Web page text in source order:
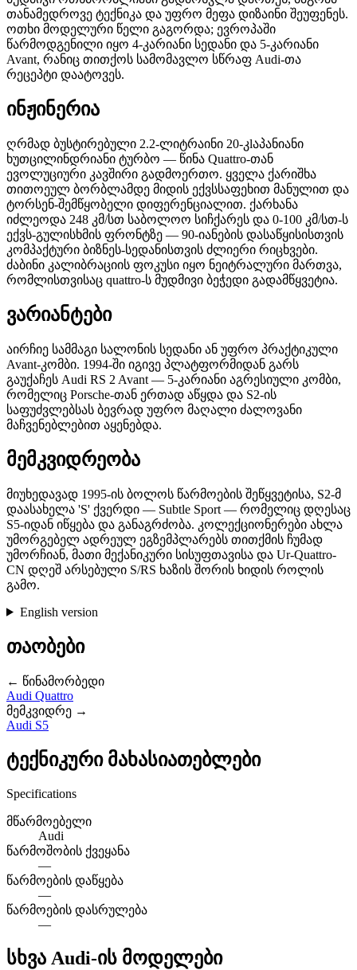
თანამედროვე ტექნიკა და უფრო მეფა დიზაინი შეუფენეს.
ოთხი მოდელური წელი გაგორდა; ევროპაში
წარმოდგენილი იყო 4-კარიანი სედანი და 5-კარიანი
Avant, რანიც თითქოს სამომავლო სწრაფ Audi-თა
რეცეპტი დაატოვეს.
ინჟინერია
ღრმად ბუსტირებული 2.2-ლიტრაინი 20-კlაპანიანი
ხუთცილინდრიანი ტურბო — წინა Quattro-თან
ევოლუციური კავშირი გადმოერთო. ყველა ქარიშხა
თითოეულ ბორბლამდე მიდის ექვსსაფეხით მანულით და
ტორსენ-შემწყობელი დიფერენციალით. ქარხანა
იძლეოდა 248 კმ/სთ საბოლოო სიჩქარეს და 0-100 კმ/სთ-ს
ექვს-გულისხმის ფრონტზე — 90-იანების დასაწყისისთვის
კომპაქტური ბიზნეს-სედანისთვის ძლიერი რიცხვები.
ძაბინი კალიბრაციის ფოკუსი იყო ნეიტრალური მართვა,
რომლისთვისაც quattro-ს მუდმივი ბეჭედი გადამწყვეტია.
ვარიანტები
აირჩიე სამმაგი სალონის სედანი ან უფრო პრაქტიკული
Avant-კომბი. 1994-ში იგივე პლატფორმიდან გარს
გაუქაჩეს Audi RS 2 Avant — 5-კარიანი აგრესიული კომბი,
რომელიც Porsche-თან ერთად აწყდა და S2-ის
საფუძვლებსას ბევრად უფრო მაღალი ძალოვანი
მაჩვენებლებით აყენებდა.
მემკვიდრეობა
მიუხედავად 1995-ის ბოლოს წარმოების შეწყვეტისა, S2-მ
დაასახელა 'S' ქვერდი — Subtle Sport — რომელიც დღესაც
S5-იდან იწყება და განაგრძობა. კოლექციონერები ახლა
უმორგებელ ადრეულ ეგზემპლარებს თითქმის ჩუმად
უმორჩიან, მათი მექანიკური სისუფთავისა და Ur-Quattro-
CN დღეშ არსებული S/RS ხაზის შორის ხიდის როლის
გამო.
English version
თაობები
← წინამორბედი
Audi Quattro
მემკვიდრე →
Audi S5
ტექნიკური მახასიათებლები
Specifications
მწარმოებელი
Audi
წარმოშობის ქვეყანა
—
წარმოების დაწყება
—
წარმოების დასრულება
—
სხვა Audi-ის მოდელები